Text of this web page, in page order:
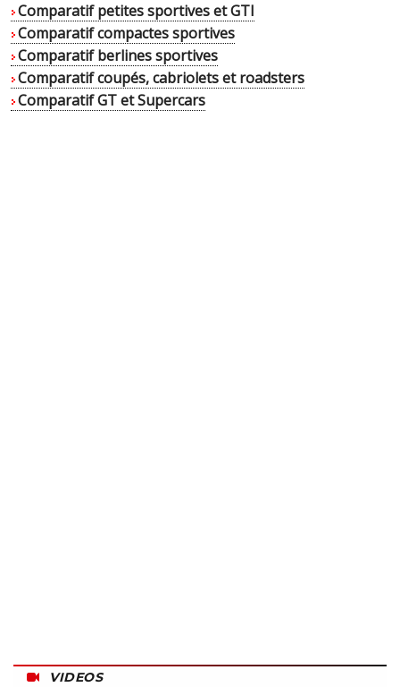
Comparatif petites sportives et GTI
Comparatif compactes sportives
Comparatif berlines sportives
Comparatif coupés, cabriolets et roadsters
Comparatif GT et Supercars
VIDEOS